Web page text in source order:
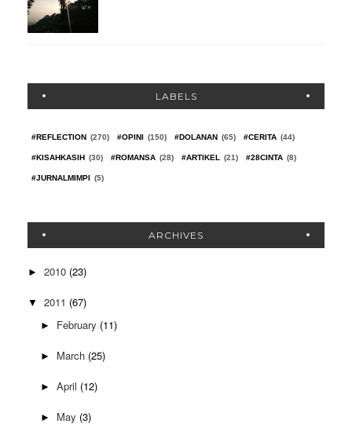
LABELS
#REFLECTION (270) #OPINI (150) #DOLANAN (65) #CERITA (44)
#KISAHKASIH (30) #ROMANSA (28) #ARTIKEL (21) #28CINTA (8)
#JURNALMIMPI (5)
ARCHIVES
► 2010 (23)
▼ 2011 (67)
► February (11)
► March (25)
► April (12)
► May (3)